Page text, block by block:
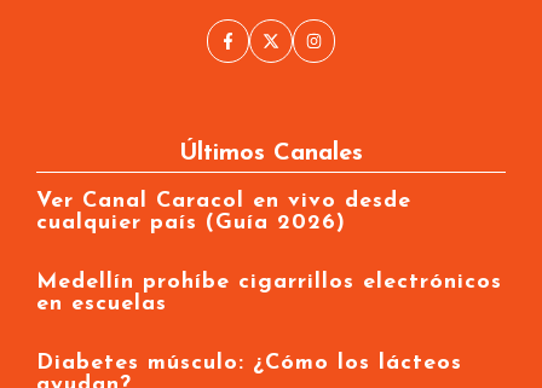
Últimos Canales
Ver Canal Caracol en vivo desde
cualquier país (Guía 2026)
Medellín prohíbe cigarrillos electrónicos
en escuelas
Diabetes músculo: ¿Cómo los lácteos